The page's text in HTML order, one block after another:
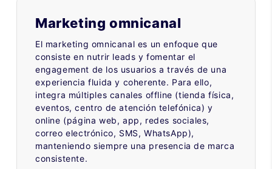
Marketing omnicanal
El marketing omnicanal es un enfoque que
consiste en nutrir leads y fomentar el
engagement de los usuarios a través de una
experiencia fluida y coherente. Para ello,
integra múltiples canales offline (tienda física,
eventos, centro de atención telefónica) y
online (página web, app, redes sociales,
correo electrónico, SMS, WhatsApp),
manteniendo siempre una presencia de marca
consistente.